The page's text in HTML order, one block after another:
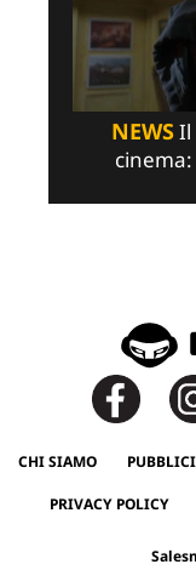
NEWSIl
CHI SIAMO
PRIVACY POLICY